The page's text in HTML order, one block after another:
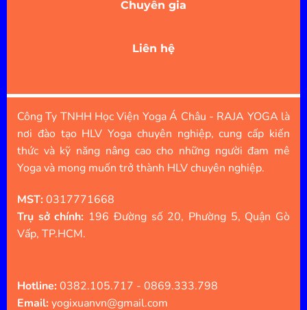
Chuyên gia
Liên hệ
Công Ty TNHH Học Viện Yoga Á Châu - RAJA YOGA là
nơi đào tạo HLV Yoga chuyên nghiệp, cung cấp kiến
thức và kỹ năng nâng cao cho những người đam mê
Yoga và mong muốn trở thành HLV chuyên nghiệp.
MST:0317771668
Trụ sở chính: 196 Đường số 20, Phường 5, Quận Gò
Vấp, TP.HCM.
Hotline:0382.105.717 - 0869.333.798
Email:yogixuanvn@gmail.com